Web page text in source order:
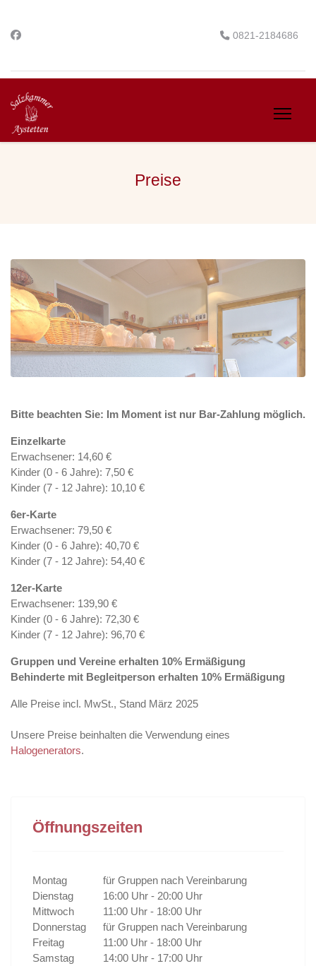
0821-2184686
Preise
Bitte beachten Sie: Im Moment ist nur Bar-Zahlung möglich.
Einzelkarte
Erwachsener: 14,60 €
Kinder (0 - 6 Jahre): 7,50 €
Kinder (7 - 12 Jahre): 10,10 €
6er-Karte
Erwachsener: 79,50 €
Kinder (0 - 6 Jahre): 40,70 €
Kinder (7 - 12 Jahre): 54,40 €
12er-Karte
Erwachsener: 139,90 €
Kinder (0 - 6 Jahre): 72,30 €
Kinder (7 - 12 Jahre): 96,70 €
Gruppen und Vereine erhalten 10% Ermäßigung
Behinderte mit Begleitperson erhalten 10% Ermäßigung
Alle Preise incl. MwSt., Stand März 2025
Unsere Preise beinhalten die Verwendung eines
Halogenerators.
Öffnungszeiten
Montag
für Gruppen nach Vereinbarung
Dienstag
16:00 Uhr - 20:00 Uhr
Mittwoch
11:00 Uhr - 18:00 Uhr
Donnerstag
für Gruppen nach Vereinbarung
Freitag
11:00 Uhr - 18:00 Uhr
Samstag
14:00 Uhr - 17:00 Uhr